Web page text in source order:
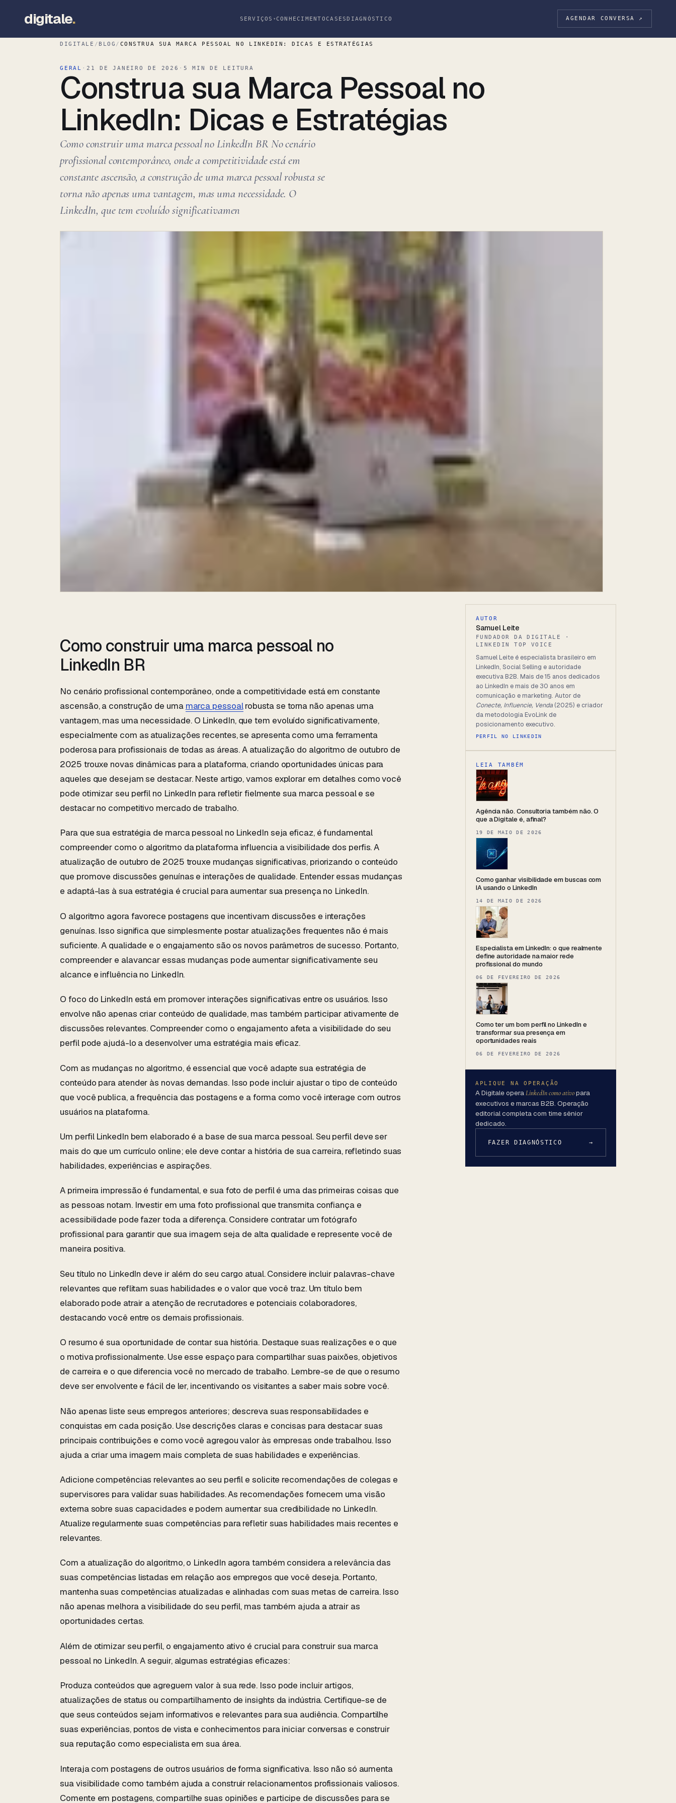
digitale. SERVIÇOS ▾ CONHECIMENTOCASESDIAGNÓSTICO AGENDAR CONVERSA ↗
DIGITALE / BLOG / CONSTRUA SUA MARCA PESSOAL NO LINKEDIN: DICAS E ESTRATÉGIAS
GERAL · 21 DE JANEIRO DE 2026 · 5 MIN DE LEITURA
Construa sua Marca Pessoal no
LinkedIn: Dicas e Estratégias
Como construir uma marca pessoal no LinkedIn BR No cenário
profissional contemporâneo, onde a competitividade está em
constante ascensão, a construção de uma marca pessoal robusta se
torna não apenas uma vantagem, mas uma necessidade. O
LinkedIn, que tem evoluído significativamen
Como construir uma marca pessoal no
LinkedIn BR
No cenário profissional contemporâneo, onde a competitividade está em constante
ascensão, a construção de uma marca pessoalrobusta se torna não apenas uma
vantagem, mas uma necessidade. O LinkedIn, que tem evoluído significativamente,
especialmente com as atualizações recentes, se apresenta como uma ferramenta
poderosa para profissionais de todas as áreas. A atualização do algoritmo de outubro de
2025 trouxe novas dinâmicas para a plataforma, criando oportunidades únicas para
aqueles que desejam se destacar. Neste artigo, vamos explorar em detalhes como você
pode otimizar seu perfil no LinkedIn para refletir fielmente sua marca pessoal e se
destacar no competitivo mercado de trabalho.
Para que sua estratégia de marca pessoal no LinkedIn seja eficaz, é fundamental
compreender como o algoritmo da plataforma influencia a visibilidade dos perfis. A
atualização de outubro de 2025 trouxe mudanças significativas, priorizando o conteúdo
que promove discussões genuínas e interações de qualidade. Entender essas mudanças
e adaptá-las à sua estratégia é crucial para aumentar sua presença no LinkedIn.
O algoritmo agora favorece postagens que incentivam discussões e interações
genuínas. Isso significa que simplesmente postar atualizações frequentes não é mais
suficiente. A qualidade e o engajamento são os novos parâmetros de sucesso. Portanto,
compreender e alavancar essas mudanças pode aumentar significativamente seu
alcance e influência no LinkedIn.
O foco do LinkedIn está em promover interações significativas entre os usuários. Isso
envolve não apenas criar conteúdo de qualidade, mas também participar ativamente de
discussões relevantes. Compreender como o engajamento afeta a visibilidade do seu
perfil pode ajudá-lo a desenvolver uma estratégia mais eficaz.
Com as mudanças no algoritmo, é essencial que você adapte sua estratégia de
conteúdo para atender às novas demandas. Isso pode incluir ajustar o tipo de conteúdo
que você publica, a frequência das postagens e a forma como você interage com outros
usuários na plataforma.
Um perfil LinkedIn bem elaborado é a base de sua marca pessoal. Seu perfil deve ser
mais do que um currículo online; ele deve contar a história de sua carreira, refletindo suas
habilidades, experiências e aspirações.
A primeira impressão é fundamental, e sua foto de perfil é uma das primeiras coisas que
as pessoas notam. Investir em uma foto profissional que transmita confiança e
acessibilidade pode fazer toda a diferença. Considere contratar um fotógrafo
profissional para garantir que sua imagem seja de alta qualidade e represente você de
maneira positiva.
Seu título no LinkedIn deve ir além do seu cargo atual. Considere incluir palavras-chave
relevantes que reflitam suas habilidades e o valor que você traz. Um título bem
elaborado pode atrair a atenção de recrutadores e potenciais colaboradores,
destacando você entre os demais profissionais.
O resumo é sua oportunidade de contar sua história. Destaque suas realizações e o que
o motiva profissionalmente. Use esse espaço para compartilhar suas paixões, objetivos
de carreira e o que diferencia você no mercado de trabalho. Lembre-se de que o resumo
deve ser envolvente e fácil de ler, incentivando os visitantes a saber mais sobre você.
Não apenas liste seus empregos anteriores; descreva suas responsabilidades e
conquistas em cada posição. Use descrições claras e concisas para destacar suas
principais contribuições e como você agregou valor às empresas onde trabalhou. Isso
ajuda a criar uma imagem mais completa de suas habilidades e experiências.
Adicione competências relevantes ao seu perfil e solicite recomendações de colegas e
supervisores para validar suas habilidades. As recomendações fornecem uma visão
externa sobre suas capacidades e podem aumentar sua credibilidade no LinkedIn.
Atualize regularmente suas competências para refletir suas habilidades mais recentes e
relevantes.
Com a atualização do algoritmo, o LinkedIn agora também considera a relevância das
suas competências listadas em relação aos empregos que você deseja. Portanto,
mantenha suas competências atualizadas e alinhadas com suas metas de carreira. Isso
não apenas melhora a visibilidade do seu perfil, mas também ajuda a atrair as
oportunidades certas.
Além de otimizar seu perfil, o engajamento ativo é crucial para construir sua marca
pessoal no LinkedIn. A seguir, algumas estratégias eficazes:
Produza conteúdos que agreguem valor à sua rede. Isso pode incluir artigos,
atualizações de status ou compartilhamento de insights da indústria. Certifique-se de
que seus conteúdos sejam informativos e relevantes para sua audiência. Compartilhe
suas experiências, pontos de vista e conhecimentos para iniciar conversas e construir
sua reputação como especialista em sua área.
Interaja com postagens de outros usuários de forma significativa. Isso não só aumenta
sua visibilidade como também ajuda a construir relacionamentos profissionais valiosos.
Comente em postagens, compartilhe suas opiniões e participe de discussões para se
AUTOR
Samuel Leite
FUNDADOR DA DIGITALE ·
LINKEDIN TOP VOICE
Samuel Leite é especialista brasileiro em
LinkedIn, Social Selling e autoridade
executiva B2B. Mais de 15 anos dedicados
ao LinkedIn e mais de 30 anos em
comunicação e marketing. Autor de
Conecte, Influencie, Venda(2025) e criador
da metodologia EvoLink de
posicionamento executivo.
PERFIL NO LINKEDIN
LEIA TAMBÉM
Agência não. Consultoria também não. O
que a Digitale é, afinal?
19 DE MAIO DE 2026
Como ganhar visibilidade em buscas com
IA usando o LinkedIn
14 DE MAIO DE 2026
Especialista em LinkedIn: o que realmente
define autoridade na maior rede
profissional do mundo
06 DE FEVEREIRO DE 2026
Como ter um bom perfil no LinkedIn e
transformar sua presença em
oportunidades reais
06 DE FEVEREIRO DE 2026
APLIQUE NA OPERAÇÃO
A Digitale operaLinkedIn como ativopara
executivos e marcas B2B. Operação
editorial completa com time sênior
dedicado.
FAZER DIAGNÓSTICO →